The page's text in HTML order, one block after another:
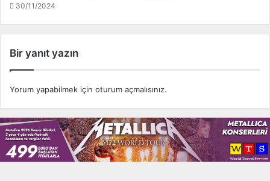
-
a
m
a
ç
ı
30/11/2024
Bir yanıt yazın
Yorum yapabilmek için oturum açmalısınız.